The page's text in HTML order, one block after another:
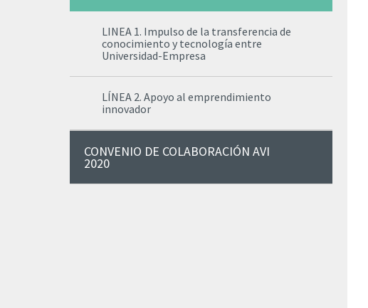
LINEA 1. Impulso de la transferencia de
conocimiento y tecnología entre
Universidad-Empresa
LÍNEA 2. Apoyo al emprendimiento
innovador
CONVENIO DE COLABORACIÓN AVI
2020